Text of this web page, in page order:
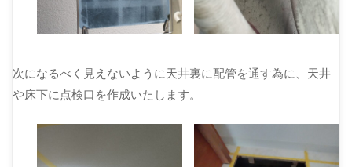
次になるべく見えないように天井裏に配管を通す為に、天井
や床下に点検口を作成いたします。